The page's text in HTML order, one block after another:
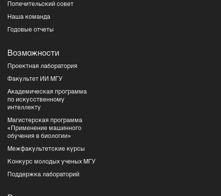
Попечительский совет
Наша команда
Годовые отчеты
Возможности
Проектная лаборатория
Факультет ИИ МГУ
Академическая программа
по искусственному
интеллекту
Магистерская программа
«Применение машинного
обучения в биологии»
Межфакультетские курсы
Конкурс молодых ученых МГУ
Поддержка лабораторий